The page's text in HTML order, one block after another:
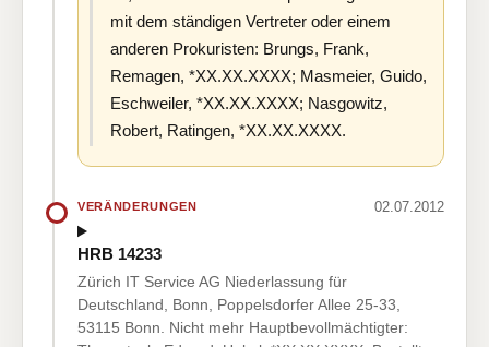
mit dem ständigen Vertreter oder einem
anderen Prokuristen: Brungs, Frank,
Remagen, *XX.XX.XXXX; Masmeier, Guido,
Eschweiler, *XX.XX.XXXX; Nasgowitz,
Robert, Ratingen, *XX.XX.XXXX.
VERÄNDERUNGEN 02.07.2012
HRB 14233
Zürich IT Service AG Niederlassung für
Deutschland, Bonn, Poppelsdorfer Allee 25-33,
53115 Bonn. Nicht mehr Hauptbevollmächtigter: